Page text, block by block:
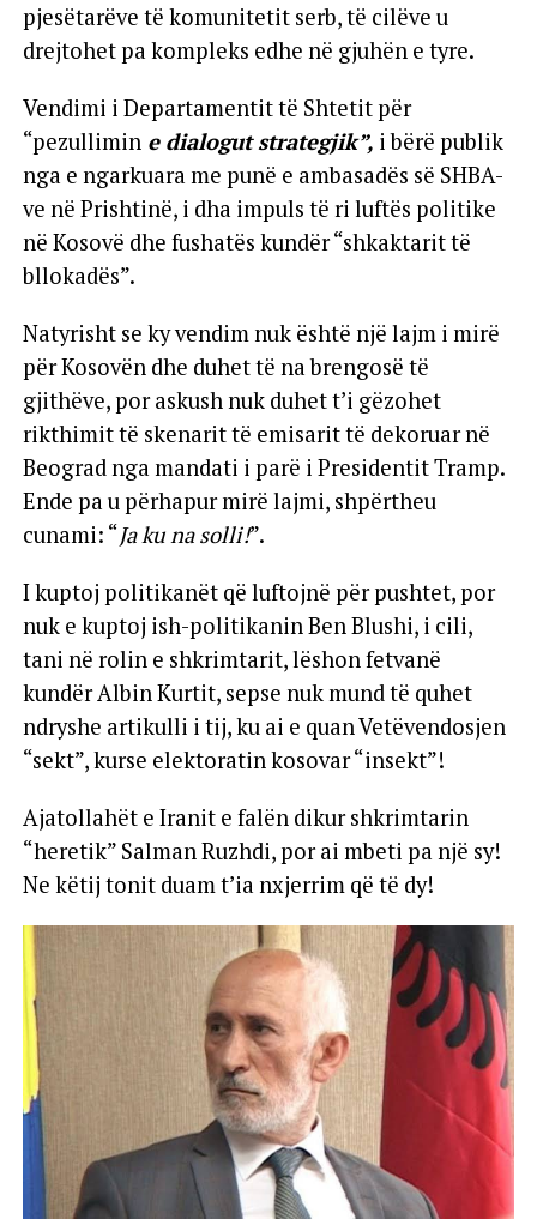
pjesëtarëve të komunitetit serb, të cilëve u
drejtohet pa kompleks edhe në gjuhën e tyre.
Vendimi i Departamentit të Shtetit për
“pezullimin e dialogut strategjik”, i bërë publik
nga e ngarkuara me punë e ambasadës së SHBA-
ve në Prishtinë, i dha impuls të ri luftës politike
në Kosovë dhe fushatës kundër “shkaktarit të
bllokadës”.
Natyrisht se ky vendim nuk është një lajm i mirë
për Kosovën dhe duhet të na brengosë të
gjithëve, por askush nuk duhet t’i gëzohet
rikthimit të skenarit të emisarit të dekoruar në
Beograd nga mandati i parë i Presidentit Tramp.
Ende pa u përhapur mirë lajmi, shpërtheu
cunami: “Ja ku na solli!”.
I kuptoj politikanët që luftojnë për pushtet, por
nuk e kuptoj ish-politikanin Ben Blushi, i cili,
tani në rolin e shkrimtarit, lëshon fetvanë
kundër Albin Kurtit, sepse nuk mund të quhet
ndryshe artikulli i tij, ku ai e quan Vetëvendosjen
“sekt”, kurse elektoratin kosovar “insekt”!
Ajatollahët e Iranit e falën dikur shkrimtarin
“heretik” Salman Ruzhdi, por ai mbeti pa një sy!
Ne këtij tonit duam t’ia nxjerrim që të dy!